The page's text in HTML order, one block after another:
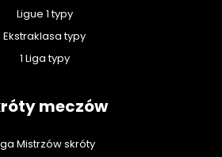
Ligue 1 typy
Ekstraklasa typy
1 Liga typy
meczów
Mistrzów skróty